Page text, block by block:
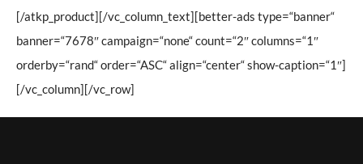
[/atkp_product][/vc_column_text][better-ads type=“banner“
banner=“7678″ campaign=“none“ count=“2″ columns=“1″
orderby=“rand“ order=“ASC“ align=“center“ show-caption=“1″]
[/vc_column][/vc_row]